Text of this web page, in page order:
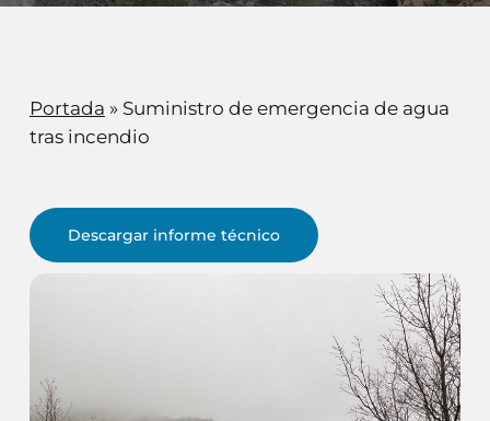
Portada » Suministro de emergencia de agua
tras incendio
Descargar informe técnico